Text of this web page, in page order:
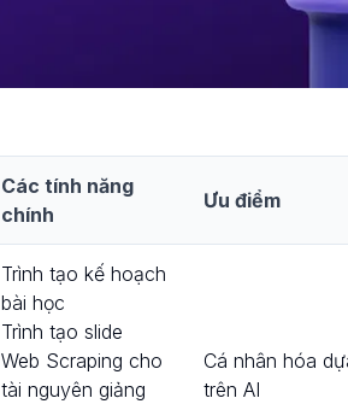
Các tính năng
chính
Ưu điểm
Trình tạo kế hoạch
bài học
Trình tạo slide
Web Scraping cho
tài nguyên giảng
Cá nhân hóa
trên AI